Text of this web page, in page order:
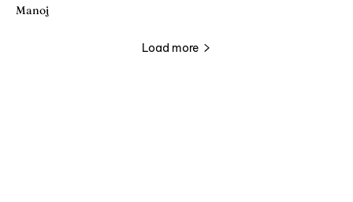
Manoj
Load more